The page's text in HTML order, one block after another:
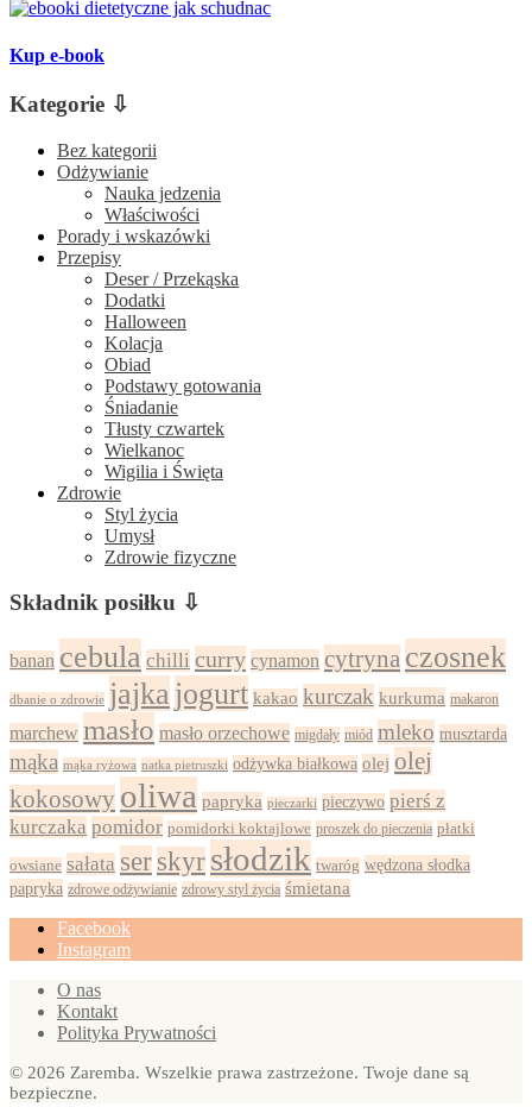
Kup e-book
Kategorie ⇩
Bez kategorii
Odżywianie
Nauka jedzenia
Właściwości
Porady i wskazówki
Przepisy
Deser / Przekąska
Dodatki
Halloween
Kolacja
Obiad
Podstawy gotowania
Śniadanie
Tłusty czwartek
Wielkanoc
Wigilia i Święta
Zdrowie
Styl życia
Umysł
Zdrowie fizyczne
Składnik posiłku ⇩
banan cebula chilli curry cynamon cytryna czosnek
dbanie o zdrowie jajka jogurt kakao kurczak kurkuma makaron
marchew masło masło orzechowe migdały miód mleko musztarda
mąka mąka ryżowa natka pietruszki odżywka białkowa olej olej
kokosowy oliwa papryka pieczarki pieczywo pierś z
kurczaka pomidor pomidorki koktajlowe proszek do pieczenia płatki
owsiane sałata ser skyr słodzik twaróg wędzona słodka
papryka zdrowe odżywianie zdrowy styl życia śmietana
Facebook
Instagram
O nas
Kontakt
Polityka Prywatności
© 2026 Zaremba. Wszelkie prawa zastrzeżone. Twoje dane są
bezpieczne.